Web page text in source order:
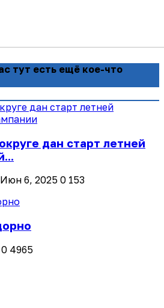
тут есть ещё кое-что
дан старт летней
Июн 6, 2025 0 153
0 4965